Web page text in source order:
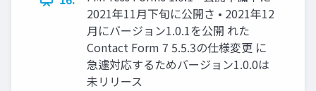
2021年11月下旬に公開さ • 2021年12
月にバージョン1.0.1を公開 れた
Contact Form 7 5.5.3の仕様変更 に
急遽対応するためバージョン1.0.0は
未リリース